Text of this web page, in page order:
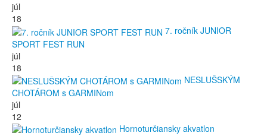
júl
18
7. ročník JUNIOR
SPORT FEST RUN
júl
18
NESLUŠSKÝM
CHOTÁROM s GARMINom
júl
12
Hornoturčiansky akvatlon